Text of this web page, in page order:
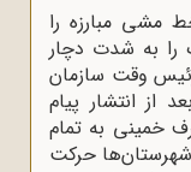
مشی مبارزه را
به ‌شدت دچار
وقت سازمان
از انتشار پیام
خمینی به تمام
حرکت